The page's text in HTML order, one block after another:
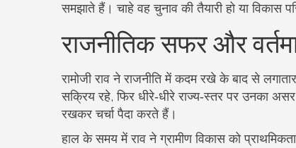
समझाते हैं। चाहे वह चुनाव की तैयारी हो या विकास
राजनीतिक सफर और
रामोजी राव ने राजनीति में कदम रखे के बाद से
सक्रिय रहे, फिर धीरे‑धीरे राज्य‑स्तर पर उनका
रखकर चर्चा पैदा करते हैं।
हाल के समय में राव ने ग्रामीण विकास को